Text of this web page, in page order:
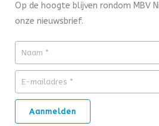
Op de hoogte blijven rondom MBV
onze nieuwsbrief.